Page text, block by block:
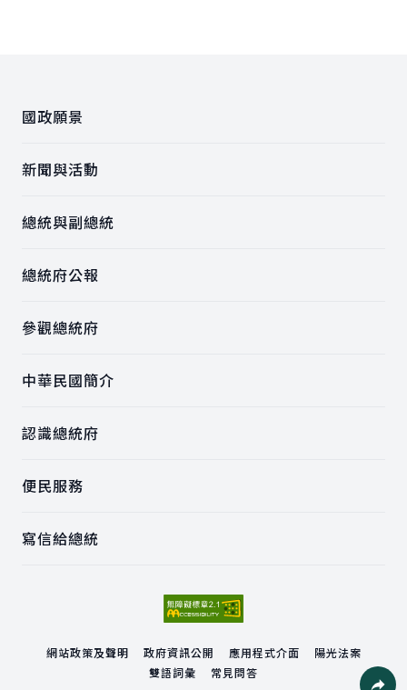
國政願景
新聞與活動
總統與副總統
總統府公報
參觀總統府
中華民國簡介
認識總統府
便民服務
寫信給總統
網站政策及聲明 政府資訊公開 應用程式介面
陽光法案
雙語詞彙
常見問答